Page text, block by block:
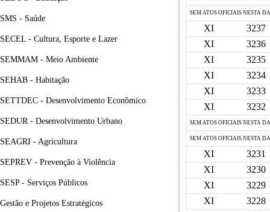
SMS - Saúde
SECEL - Cultura, Esporte e Lazer
SEMMAM - Meio Ambiente
SEHAB - Habitação
SETTDEC - Desenvolvimento Econômico
SEDUR - Desenvolvimento Urbano
SEAGRI - Agricultura
SEPREV - Prevenção à Violência
SESP - Serviços Públicos
Gestão e Projetos Estratégicos
SEM ATOS OFICIAIS NESTA
XI
3237
XI
3236
XI
3235
XI
3234
XI
3233
XI
3232
SEM ATOS OFICIAIS NESTA
SEM ATOS OFICIAIS NESTA
XI
3231
XI
3230
XI
3229
XI
3228